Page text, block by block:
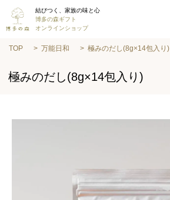
結びつく、家族の味と心
博多の森ギフト
オンラインショップ
TOP 万能日和 極みのだし(8g×14包入り)
極みのだし(8g×14包入り)